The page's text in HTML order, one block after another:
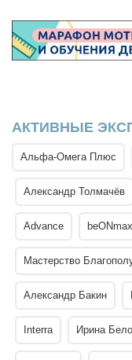
АКТИВНЫЕ
Альфа-Омега Плюс
Александр Толмачёв
Advance beONmax
Мастерство
Александр Бакин
Interra Ирина